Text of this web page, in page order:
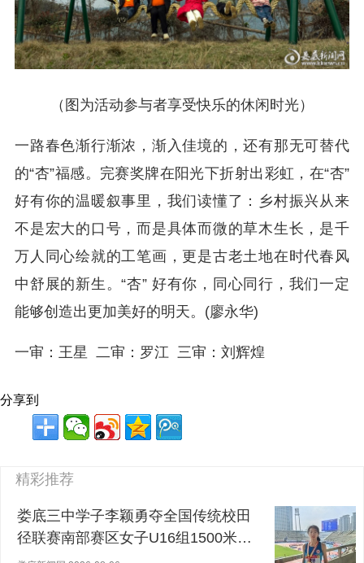
（ 图为活动参与者享受快乐的休闲时光）
一路春色渐行渐浓，渐入佳境的，还有那无可替代
的“杏”福感。完赛奖牌在阳光下折射出彩虹，在“杏”
好有你的温暖叙事里，我们读懂了：乡村振兴从来
不是宏大的口号，而是具体而微的草木生长，是千
万人同心绘就的工笔画，更是古老土地在时代春风
中舒展的新生。“杏” 好有你，同心同行，我们一定
能够创造出更加美好的明天。(廖永华)
一审：王星 二审：罗江 三审：刘辉煌
分享到
精彩推荐
娄底三中学子李颖勇夺全国传统校田
径联赛南部赛区女子U16组1500米冠